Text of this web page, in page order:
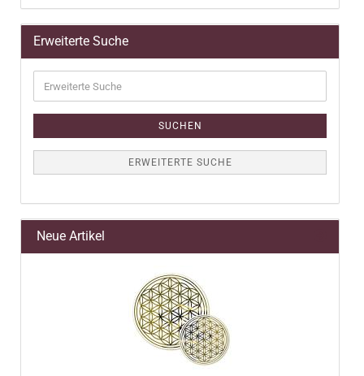
Erweiterte Suche
Suche
SUCHEN
ERWEITERTE SUCHE
Neue Artikel